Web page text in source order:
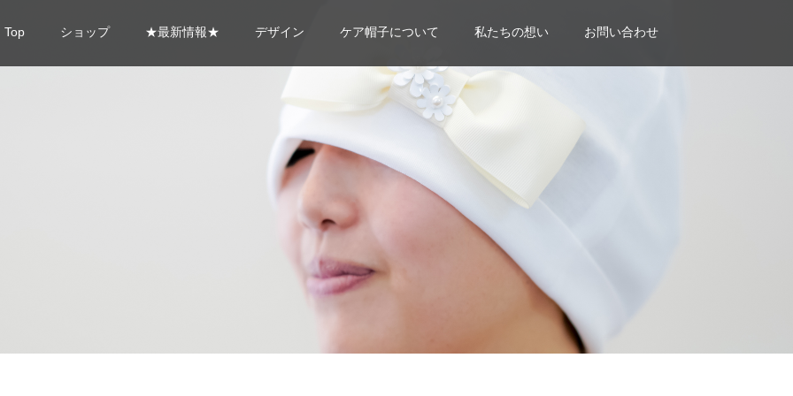
Top ショップ ★最新情報★ デザイン ケア帽子について 私たちの想い お問い合わせ